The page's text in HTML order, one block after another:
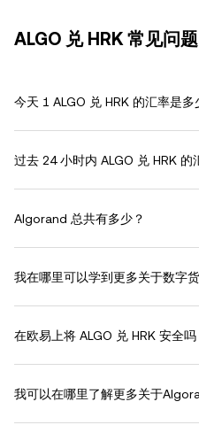
ALGO 兑 HRK 常见问题
今天 1 ALGO 兑 HRK 的汇率是多
过去 24 小时内 ALGO 兑 HRK 的
Algorand 总共有多少？
我在哪里可以学到更多关于数字
在欧易上将 ALGO 兑 HRK 安全吗
我可以在哪里了解更多关于